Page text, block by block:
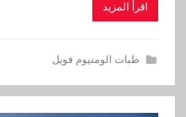
اقرأ المزيد
طبات الومنيوم فويل